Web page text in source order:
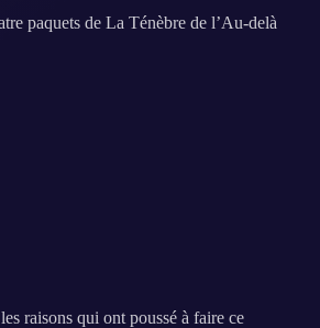
paquets de La Ténèbre de l’Au-delà
raisons qui ont poussé à faire ce